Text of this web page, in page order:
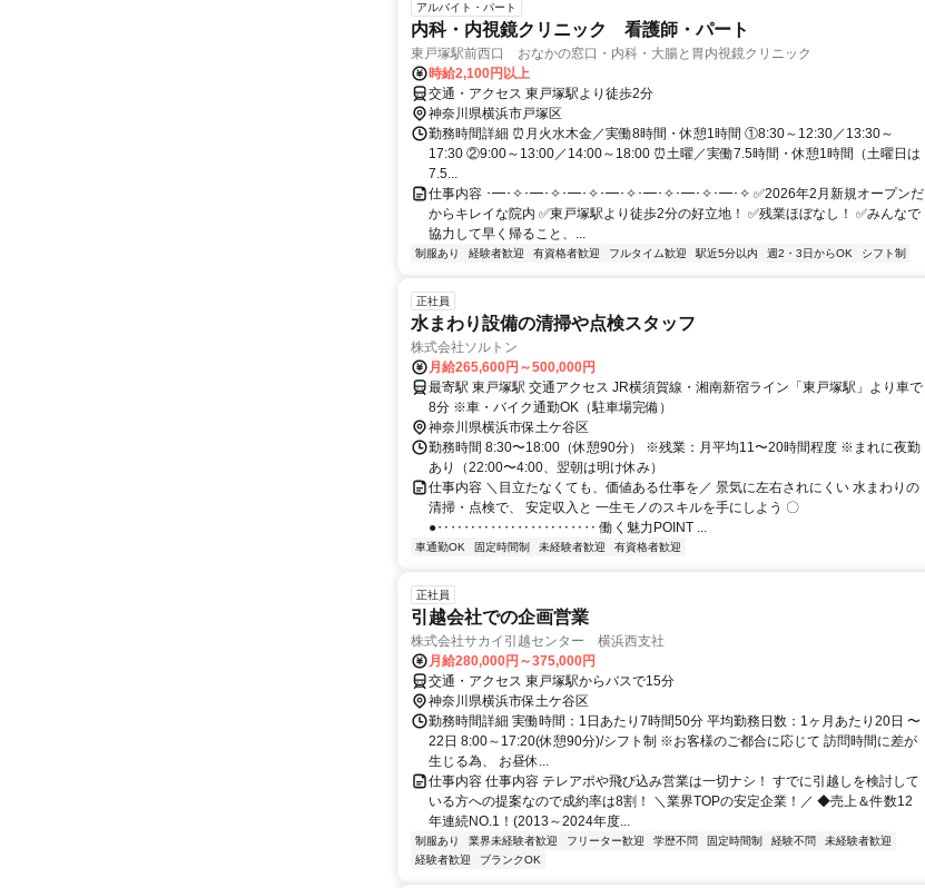
アルバイト・パート
内科・内視鏡クリニック 看護師・パート
東戸塚駅前西口 おなかの窓口・内科・大腸と胃内視鏡クリニック
時給2,100円以上
交通・アクセス 東戸塚駅より徒歩2分
神奈川県横浜市戸塚区
勤務時間詳細 ⏰月火水木金／実働8時間・休憩1時間 ①8:30～12:30／13:30～
17:30 ②9:00～13:00／14:00～18:00 ⏰土曜／実働7.5時間・休憩1時間（土曜日は
7.5...
仕事内容 ･━･✧･━･✧･━･✧･━･✧･━･✧･━･✧･━･✧ ✅2026年2月新規オープンだ
からキレイな院内 ✅東戸塚駅より徒歩2分の好立地！ ✅残業ほぼなし！ ✅みんなで
協力して早く帰ること、...
制服あり 経験者歓迎 有資格者歓迎 フルタイム歓迎 駅近5分以内 週2・3日からOK シフト制
正社員
水まわり設備の清掃や点検スタッフ
株式会社ソルトン
月給265,600円～500,000円
最寄駅 東戸塚駅 交通アクセス JR横須賀線・湘南新宿ライン「東戸塚駅」より車で
8分 ※車・バイク通勤OK（駐車場完備）
神奈川県横浜市保土ケ谷区
勤務時間 8:30〜18:00（休憩90分） ※残業：月平均11〜20時間程度 ※まれに夜勤
あり（22:00〜4:00、翌朝は明け休み）
仕事内容 ＼目立たなくても、価値ある仕事を／ 景気に左右されにくい 水まわりの
清掃・点検で、 安定収入と 一生モノのスキルを手にしよう 〇
●‥‥‥‥‥‥‥‥‥‥‥‥ 働く魅力POINT ...
車通勤OK 固定時間制 未経験者歓迎 有資格者歓迎
正社員
引越会社での企画営業
株式会社サカイ引越センター 横浜西支社
月給280,000円～375,000円
交通・アクセス 東戸塚駅からバスで15分
神奈川県横浜市保土ケ谷区
勤務時間詳細 実働時間：1日あたり7時間50分 平均勤務日数：1ヶ月あたり20日 〜
22日 8:00～17:20(休憩90分)/シフト制 ※お客様のご都合に応じて 訪問時間に差が
生じる為、 お昼休...
仕事内容 仕事内容 テレアポや飛び込み営業は一切ナシ！ すでに引越しを検討して
いる方への提案なので成約率は8割！ ＼業界TOPの安定企業！／ ◆売上＆件数12
年連続NO.1！(2013～2024年度...
制服あり 業界未経験者歓迎 フリーター歓迎 学歴不問 固定時間制 経験不問
未経験者歓迎
経験者歓迎
ブランクOK